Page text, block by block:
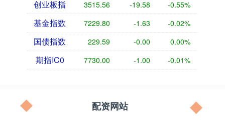
创业板指 3515.56 -19.58 -0.55%
基金指数 7229.80 -1.63 -0.02%
国债指数 229.59 -0.00 0.00%
期指IC0 7730.00 -1.00 -0.01%
配资网站